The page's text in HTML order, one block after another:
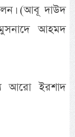
(আবূ দাউদ
আহমদ
আরো ইরশাদ